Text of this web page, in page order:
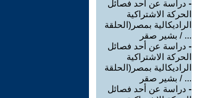
- دراسة عن أحد فصائل
الحركة الاشتراكية
الراديكالية بمصر(الحلقة
... / بشير صقر
- دراسة عن أحد فصائل
الحركة الاشتراكية
الراديكالية بمصر(الحلقة
... / بشير صقر
- دراسة عن أحد فصائل